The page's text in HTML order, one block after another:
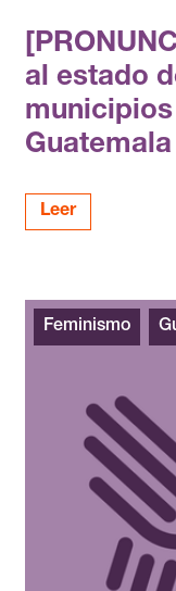
al estado
Guatemala
Leer
Feminismo